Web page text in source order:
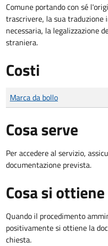
Comune portando con sé
trascrivere, la sua traduzione
necessaria, la legalizzazione
straniera.
Costi
Tipo di pagamento
Importo
Marca da bollo
Cosa serve
Per accedere al servizio,
documentazione prevista.
Cosa si ottiene
Quando il procedimento
positivamente si ottiene la
chiesta.